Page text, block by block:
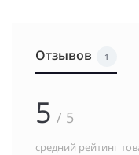
Отзывов 1
5 / 5
средний рейтинг